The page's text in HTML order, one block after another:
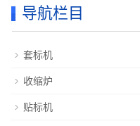
导航栏目
套标机
收缩炉
贴标机